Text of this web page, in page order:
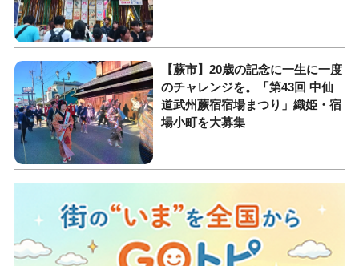
【蕨市】20歳の記念に一生に一度
のチャレンジを。「第43回 中仙
道武州蕨宿宿場まつり」織姫・宿
場小町を大募集